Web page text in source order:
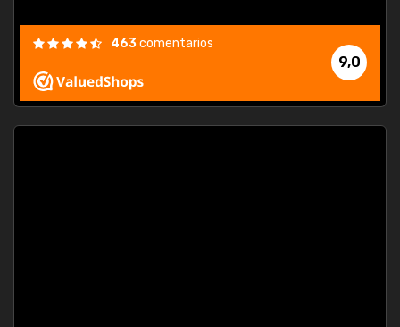
9,0
463comentarios